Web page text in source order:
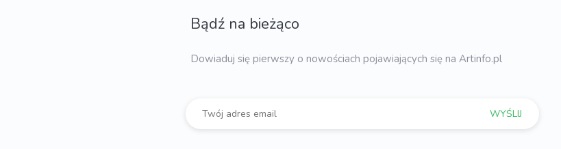
Bądź na bieżąco
Dowiaduj się pierwszy o nowościach pojawiających się na Artinfo.pl
WYŚLIJ